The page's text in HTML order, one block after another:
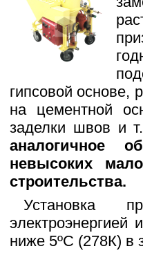
гипсовой основе,
на цементной
заделки швов и
аналогичное
невысоких
строительства.
Установка
ниже 5ºС (278К) в